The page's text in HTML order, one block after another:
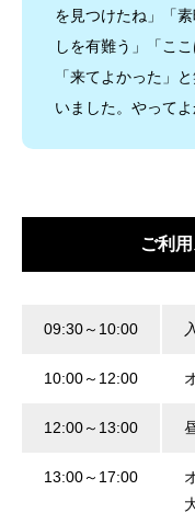
を見つけたね」「
しを有難う」「ここ
「来てよかった」
いました。やってよ
ご利
09:30～10:00
10:00～12:00
12:00～13:00
13:00～17:00